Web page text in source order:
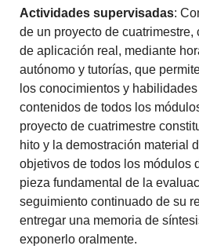
Actividades supervisadas:
de un proyecto de
de aplicación real, mediante
autónomo y tutorías, que
los conocimientos y
contenidos de todos los
proyecto de cuatrimestre
hito y la demostración material
objetivos de todos los módulos
pieza fundamental de la
seguimiento continuado de su
entregar una memoria de
exponerlo oralmente.